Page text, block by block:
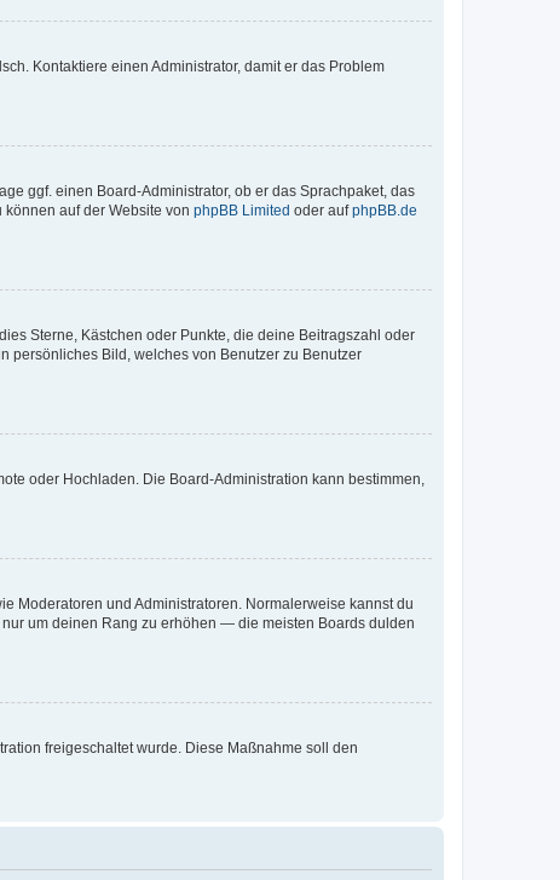
Kontaktiere einen Administrator, damit er das Problem
ggf. einen Board-Administrator, ob er das Sprachpaket, das
auf der Website von phpBB Limited oder aufphpBB.de
Sterne, Kästchen oder Punkte, die deine Beitragszahl oder
persönliches Bild, welches von Benutzer zu Benutzer
oder Hochladen. Die Board-Administration kann bestimmen,
Moderatoren und Administratoren. Normalerweise kannst du
um deinen Rang zu erhöhen — die meisten Boards dulden
freigeschaltet wurde. Diese Maßnahme soll den